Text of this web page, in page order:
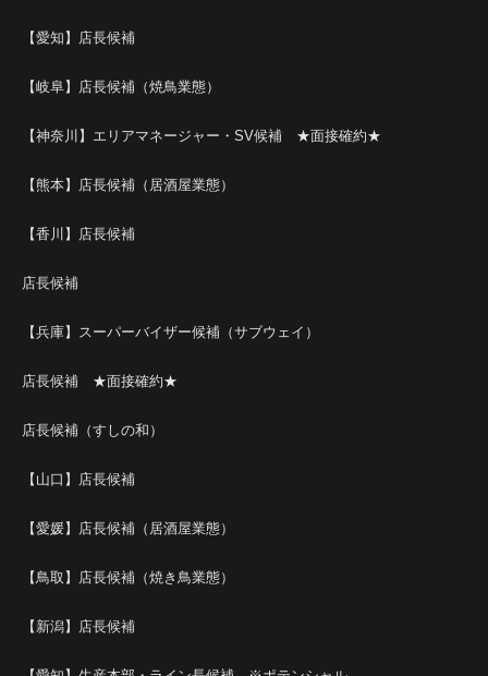
【愛知】店長候補
【岐阜】店長候補（焼鳥業態）
【神奈川】エリアマネージャー・SV候補 ★面接確約★
【熊本】店長候補（居酒屋業態）
【香川】店長候補
店長候補
【兵庫】スーパーバイザー候補（サブウェイ）
店長候補 ★面接確約★
店長候補（すしの和）
【山口】店長候補
【愛媛】店長候補（居酒屋業態）
【鳥取】店長候補（焼き鳥業態）
【新潟】店長候補